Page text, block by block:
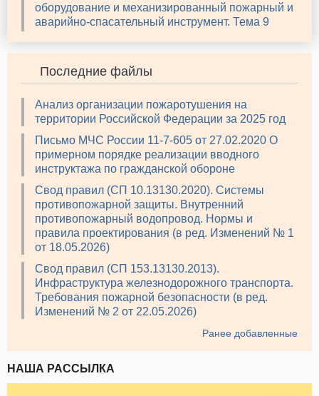
оборудование и механизированный пожарный и
аварийно-спасательный инструмент. Тема 9
Последние файлы
Анализ организации пожаротушения на
территории Российской Федерации за 2025 год
Письмо МЧС России 11-7-605 от 27.02.2020 О
примерном порядке реализации вводного
инструктажа по гражданской обороне
Свод правил (СП 10.13130.2020). Системы
противопожарной защиты. Внутренний
противопожарный водопровод. Нормы и
правила проектирования (в ред. Изменений № 1
от 18.05.2026)
Свод правил (СП 153.13130.2013).
Инфраструктура железнодорожного транспорта.
Требования пожарной безопасности (в ред.
Изменений № 2 от 22.05.2026)
Ранее добавленные
НАША РАССЫЛКА